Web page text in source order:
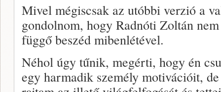
Mivel mégiscsak az utóbbi verzió a
gondolnom, hogy Radnóti Zoltán
függő beszéd mibenlétével.
Néhol úgy tűnik, megérti, hogy én
egy harmadik személy motivációit,